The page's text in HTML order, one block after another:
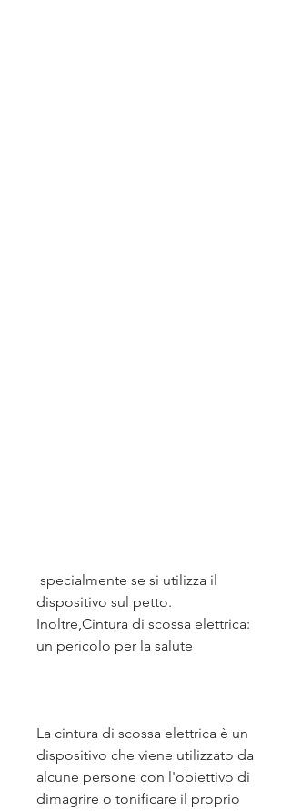
dispositivo sul petto.
Inoltre,Cintura di scossa elettrica:
un pericolo per la salute
La cintura di scossa elettrica è un
dispositivo che viene utilizzato da
alcune persone con l'obiettivo di
dimagrire o tonificare il proprio